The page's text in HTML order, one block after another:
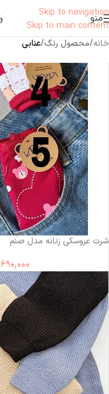
Skip to navigation
Skip to main content
منو
خانه/محصول رنگ/عنابی
شرت عروسکی زنانه مدل صنم
690,000